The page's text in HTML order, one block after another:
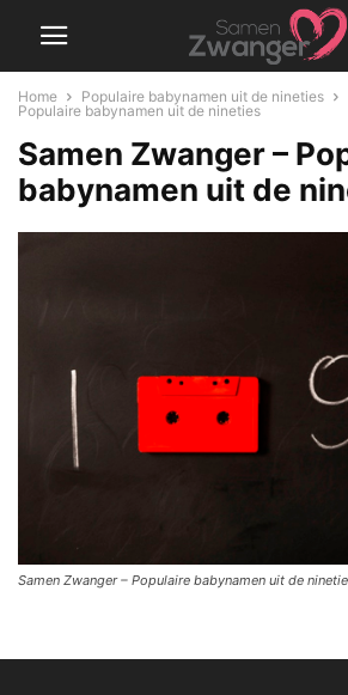
Home Populaire babynamen uit de nineties
Populaire babynamen uit de nineties
Samen Zwanger –
babynamen uit de
Samen Zwanger – Populaire babynamen uit de